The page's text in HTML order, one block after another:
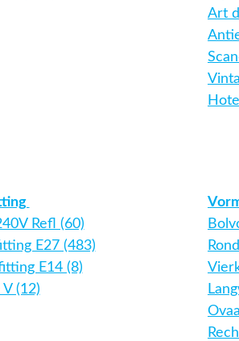
Art
Refl (60)
E27 (483)
E14 (8)
(12)